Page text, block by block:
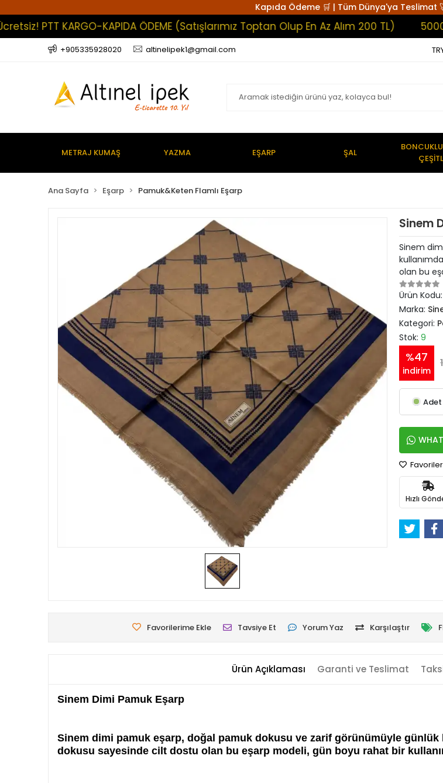
Kapıda Ödeme 🛒 | Tüm Dünya'ya Teslimat
KARGO-KAPIDA ÖDEME (Satışlarımız Toptan Olup En Az Alım 200 TL) 5000 TL
+905335928020 altinelipek1@gmail.com
METRAJ KUMAŞ YAZMA EŞARP ŞAL
Ana Sayfa Eşarp Pamuk&Keten Flamlı Eşarp
Sinem
Sinem
olan bu
Ürün Kodu:
Marka:
Kategori:
Stok: 9
%47
indirim
Adet
Hızlı
Favorilerime Ekle Tavsiye Et Yorum Yaz Karşılaştır
Ürün Açıklaması Garanti ve Teslimat
Sinem Dimi Pamuk Eşarp
Sinem dimi pamuk eşarp, doğal pamuk dokusu ve zarif görünümüyle günlük
dokusu sayesinde cilt dostu olan bu eşarp modeli, gün boyu rahat bir